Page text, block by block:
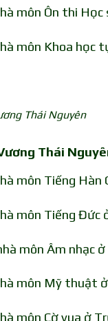
môn Ôn thi
môn Khoa học
Thái Nguyên
Thái
môn Tiếng
môn Tiếng Đức
môn Âm nhạc
môn Mỹ thuật
môn Cờ vua ở